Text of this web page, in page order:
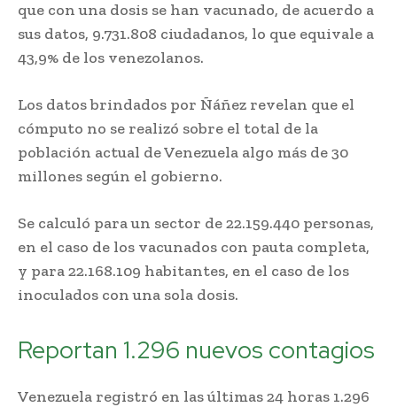
que con una dosis se han vacunado, de acuerdo a
sus datos, 9.731.808 ciudadanos, lo que equivale a
43,9% de los venezolanos.
Los datos brindados por Ñáñez revelan que el
cómputo no se realizó sobre el total de la
población actual de Venezuela algo más de 30
millones según el gobierno.
Se calculó para un sector de 22.159.440 personas,
en el caso de los vacunados con pauta completa,
y para 22.168.109 habitantes, en el caso de los
inoculados con una sola dosis.
Reportan 1.296 nuevos contagios
Venezuela registró en las últimas 24 horas 1.296